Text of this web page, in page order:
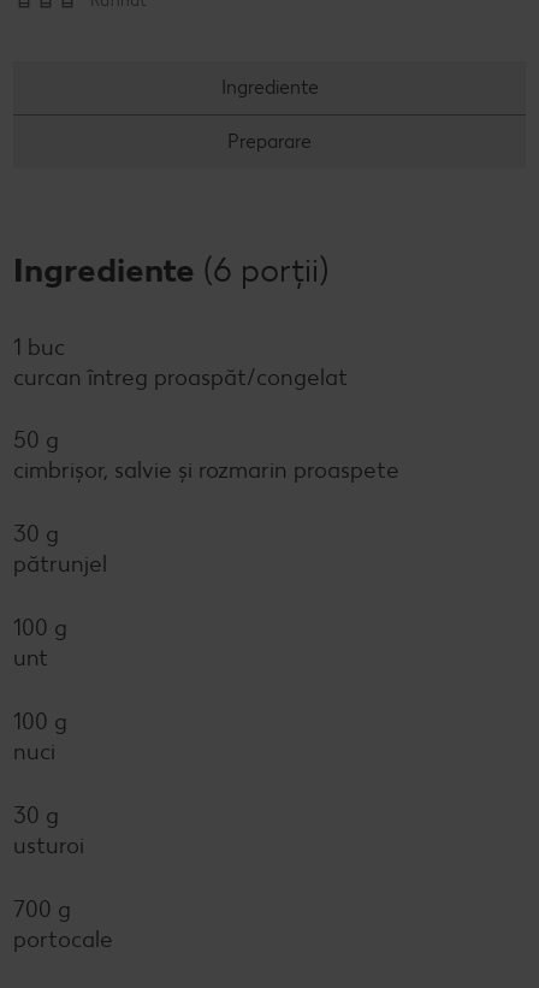
Ingrediente
Preparare
Ingrediente (6 porții)
1 buc
curcan întreg proaspăt/congelat
50 g
cimbrișor, salvie și rozmarin proaspete
30 g
pătrunjel
100 g
unt
100 g
nuci
30 g
usturoi
700 g
portocale